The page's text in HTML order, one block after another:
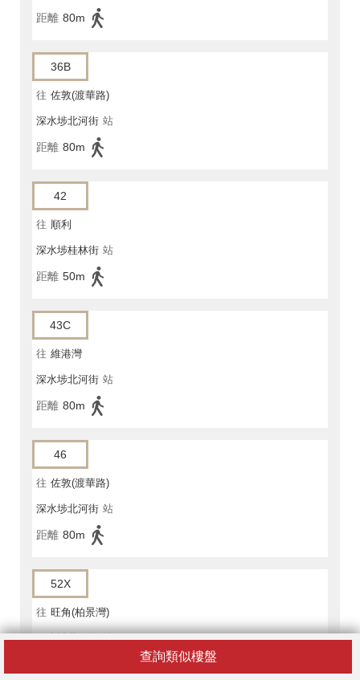
查詢類似樓盤
距離 80m
36B
往 佐敦(渡華路)
深水埗北河街 站
距離 80m
42
往 順利
深水埗桂林街 站
距離 50m
43C
往 維港灣
深水埗北河街 站
距離 80m
46
往 佐敦(渡華路)
深水埗北河街 站
距離 80m
52X
往 旺角(柏景灣)
深水埗北河街 站